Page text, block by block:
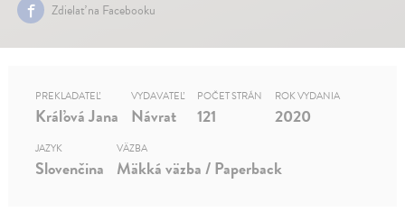
Zdielať na Facebooku
PREKLADATEĽ
Kráľová Jana
VYDAVATEĽ
Návrat
POČET STRÁN
121
ROK VYDANIA
2020
JAZYK
Slovenčina
VÄZBA
Mäkká väzba / Paperback